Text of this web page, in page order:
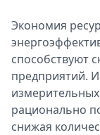
Экономия
способствуют
предприятий.
рационально
снижая